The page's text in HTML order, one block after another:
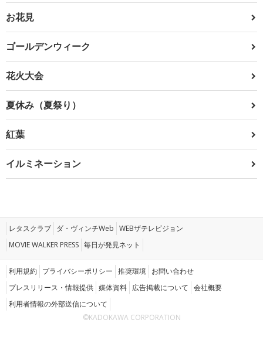
お花見
ゴールデンウィーク
花火大会
夏休み（夏祭り）
紅葉
イルミネーション
レタスクラブ ダ・ヴィンチWeb WEBザテレビジョン
MOVIE WALKER PRESS 毎日が発見ネット
利用規約 プライバシーポリシー 推奨環境 お問い合わせ
プレスリリース・情報提供 媒体資料 広告掲載について 会社概要
利用者情報の外部送信について
©KADOKAWA CORPORATION